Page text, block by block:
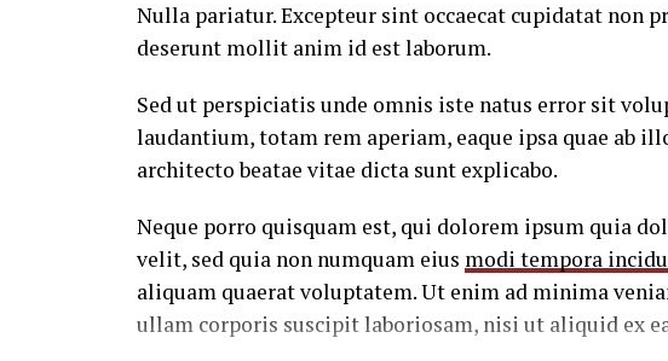
Nulla pariatur. Excepteur sint occaecat cupidatat non
deserunt mollit anim id est laborum.
Sed ut perspiciatis unde omnis iste natus error sit
laudantium, totam rem aperiam, eaque ipsa quae ab
architecto beatae vitae dicta sunt explicabo.
Neque porro quisquam est, qui dolorem ipsum quia
velit, sed quia non numquam eius modi tempora
aliquam quaerat voluptatem. Ut enim ad minima
ullam corporis suscipit laboriosam, nisi ut aliquid ex